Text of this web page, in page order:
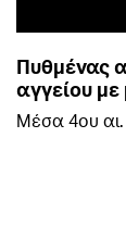
Πυθμένας
αγγείου
Μέσα 4ου αι.